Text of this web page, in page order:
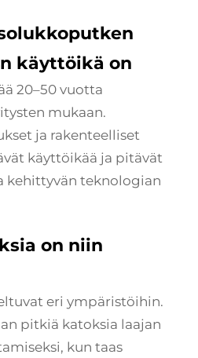
käyttöikä on
20–50 vuotta
mukaan.
ja rakenteelliset
käyttöikää ja pitävät
kehittyvän teknologian
on niin
eri ympäristöihin.
pitkiä katoksia laajan
kun taas